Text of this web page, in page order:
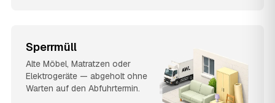
Sperrmüll
Alte Möbel, Matratzen oder
Elektrogeräte — abgeholt ohne
Warten auf den Abfuhrtermin.